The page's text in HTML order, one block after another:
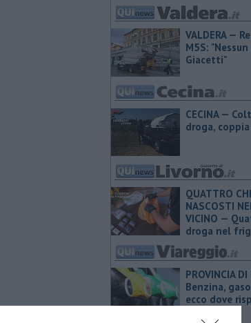
VALDERA —
M5S:
Giacetti"
CECINA —
droga,
QUATTRO
NASCOSTI
VICINO —
droga nel
PROVINCIA DI
Benzina,
ecco dove